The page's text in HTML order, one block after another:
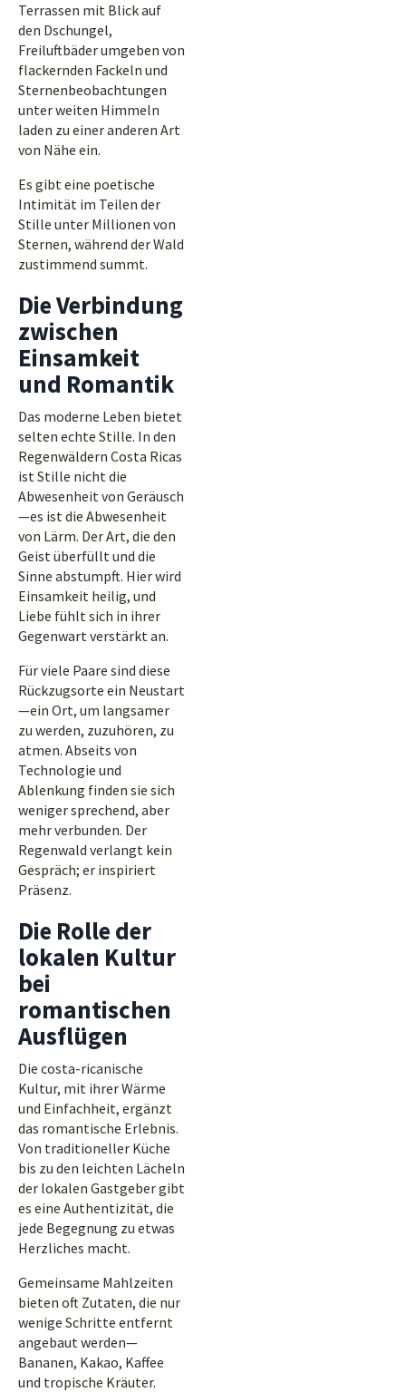
Terrassen mit Blick auf
den Dschungel,
Freiluftbäder umgeben von
flackernden Fackeln und
Sternenbeobachtungen
unter weiten Himmeln
laden zu einer anderen Art
von Nähe ein.
Es gibt eine poetische
Intimität im Teilen der
Stille unter Millionen von
Sternen, während der Wald
zustimmend summt.
Die Verbindung
zwischen
Einsamkeit
und Romantik
Das moderne Leben bietet
selten echte Stille. In den
Regenwäldern Costa Ricas
ist Stille nicht die
Abwesenheit von Geräusch
—es ist die Abwesenheit
von Lärm. Der Art, die den
Geist überfüllt und die
Sinne abstumpft. Hier wird
Einsamkeit heilig, und
Liebe fühlt sich in ihrer
Gegenwart verstärkt an.
Für viele Paare sind diese
Rückzugsorte ein Neustart
—ein Ort, um langsamer
zu werden, zuzuhören, zu
atmen. Abseits von
Technologie und
Ablenkung finden sie sich
weniger sprechend, aber
mehr verbunden. Der
Regenwald verlangt kein
Gespräch; er inspiriert
Präsenz.
Die Rolle der
lokalen Kultur
bei
romantischen
Ausflügen
Die costa-ricanische
Kultur, mit ihrer Wärme
und Einfachheit, ergänzt
das romantische Erlebnis.
Von traditioneller Küche
bis zu den leichten Lächeln
der lokalen Gastgeber gibt
es eine Authentizität, die
jede Begegnung zu etwas
Herzliches macht.
Gemeinsame Mahlzeiten
bieten oft Zutaten, die nur
wenige Schritte entfernt
angebaut werden—
Bananen, Kakao, Kaffee
und tropische Kräuter.